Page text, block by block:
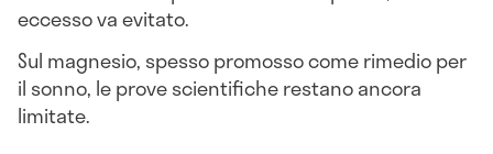
eccesso va evitato.
Sul magnesio, spesso promosso come rimedio per
il sonno, le prove scientifiche restano ancora
limitate.